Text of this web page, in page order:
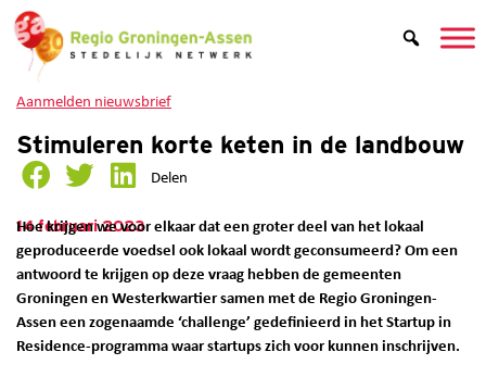
Aanmelden nieuwsbrief
Stimuleren korte keten in de landbouw
Delen
14 februari 2023
Hoe krijgen we voor elkaar dat een groter deel van het lokaal
geproduceerde voedsel ook lokaal wordt geconsumeerd? Om een
antwoord te krijgen op deze vraag hebben de gemeenten
Groningen en Westerkwartier samen met de Regio Groningen-
Assen een zogenaamde ‘challenge’ gedefinieerd in het Startup in
Residence-programma waar startups zich voor kunnen inschrijven.